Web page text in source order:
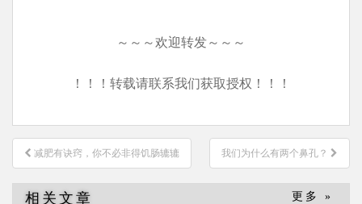
～～～欢迎转发～～～
！！！转载请联系我们获取授权！！！
文
章
导
减肥有诀窍，你不必非得饥肠辘辘 我们为什么有两个鼻孔？
相关文章 更多 »